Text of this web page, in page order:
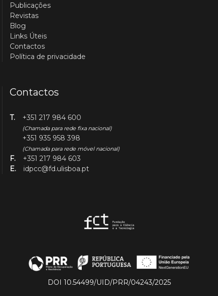
Publicações
Revistas
Blog
Links Úteis
Contactos
Política de privacidade
Contactos
T. +351 217 984 600
(Chamada para rede fixa nacional)
+351 935 958 398
(Chamada para rede móvel nacional)
F.
+351 217 984 603
E.
idpcc@fd.ulisboa.pt
DOI 10.54499/UID/PRR/04243/2025